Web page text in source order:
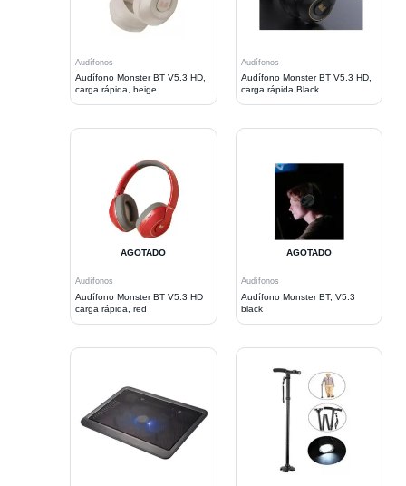
Audífonos
Audífono Monster BT V5.3 HD,
carga rápida, beige
Audífonos
Audífono Monster BT V5.3 HD,
carga rápida Black
AGOTADO
Audífonos
Audífono Monster BT V5.3 HD
carga rápida, red
AGOTADO
Audífonos
Audífono Monster BT, V5.3
black